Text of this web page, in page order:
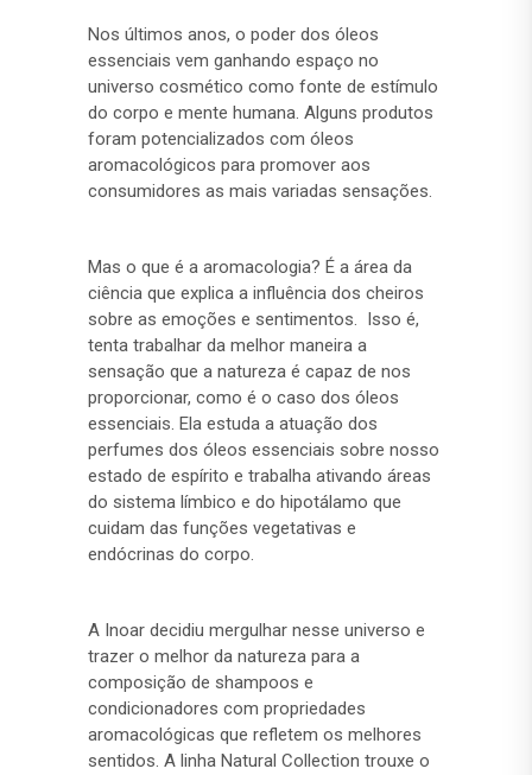
Nos últimos anos, o poder dos óleos
essenciais vem ganhando espaço no
universo cosmético como fonte de estímulo
do corpo e mente humana. Alguns produtos
foram potencializados com óleos
aromacológicos para promover aos
consumidores as mais variadas sensações.
Mas o que é a aromacologia? É a área da
ciência que explica a influência dos cheiros
sobre as emoções e sentimentos. Isso é,
tenta trabalhar da melhor maneira a
sensação que a natureza é capaz de nos
proporcionar, como é o caso dos óleos
essenciais. Ela estuda a atuação dos
perfumes dos óleos essenciais sobre nosso
estado de espírito e trabalha ativando áreas
do sistema límbico e do hipotálamo que
cuidam das funções vegetativas e
endócrinas do corpo.
A Inoar decidiu mergulhar nesse universo e
trazer o melhor da natureza para a
composição de shampoos e
condicionadores com propriedades
aromacológicas que refletem os melhores
sentidos. A linha Natural Collection trouxe o